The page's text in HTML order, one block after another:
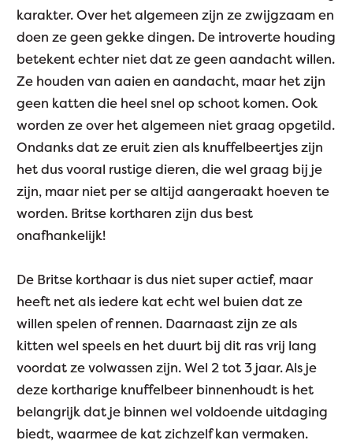
karakter. Over het algemeen zijn ze zwijgzaam en
doen ze geen gekke dingen. De introverte houding
betekent echter niet dat ze geen aandacht willen.
Ze houden van aaien en aandacht, maar het zijn
geen katten die heel snel op schoot komen. Ook
worden ze over het algemeen niet graag opgetild.
Ondanks dat ze eruit zien als knuffelbeertjes zijn
het dus vooral rustige dieren, die wel graag bij je
zijn, maar niet per se altijd aangeraakt hoeven te
worden. Britse kortharen zijn dus best
onafhankelijk!
De Britse korthaar is dus niet super actief, maar
heeft net als iedere kat echt wel buien dat ze
willen spelen of rennen. Daarnaast zijn ze als
kitten wel speels en het duurt bij dit ras vrij lang
voordat ze volwassen zijn. Wel 2 tot 3 jaar. Als je
deze kortharige knuffelbeer binnenhoudt is het
belangrijk dat je binnen wel voldoende uitdaging
biedt, waarmee de kat zichzelf kan vermaken.